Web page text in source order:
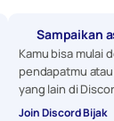
Sampaikan
Kamu bisa mulai
pendapatmu
yang lain di
Join Discord Bijak